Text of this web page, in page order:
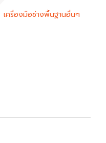
เครื่องมือช่างพื้นฐานอื่นๆ